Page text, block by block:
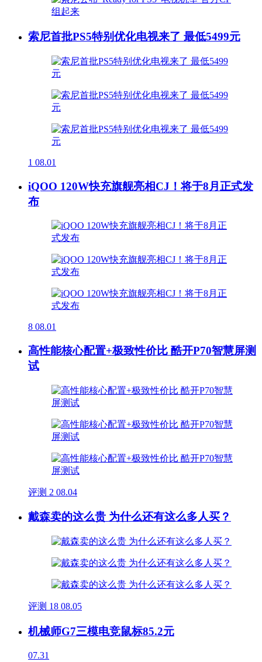
索尼首批PS5特别优化电视来了 最低5499元
1 08.01
iQOO 120W快充旗舰亮相CJ！将于8月正式发
布
8 08.01
高性能核心配置+极致性价比 酷开P70智慧屏测
试
评测 2 08.04
戴森卖的这么贵 为什么还有这么多人买？
评测 18 08.05
机械师G7三模电竞鼠标85.2元
07.31